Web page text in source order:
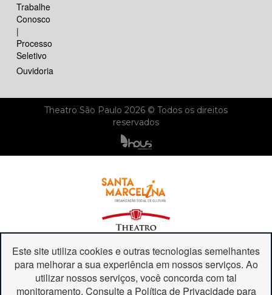
Trabalhe
Conosco
|
Processo
Seletivo
Ouvidoria
Theatro São Paulo 2026 © Todos os direitos
reservados
Este site utiliza cookies e outras tecnologias semelhantes
para melhorar a sua experiência em nossos serviços. Ao
utilizar nossos serviços, você concorda com tal
monitoramento. Consulte a Política de Privacidade para